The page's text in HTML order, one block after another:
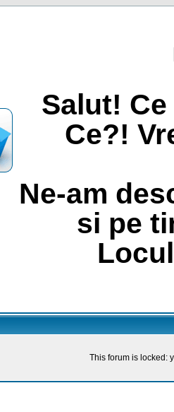
Salut!
Ce?!
Ne-am
si pe
This forum is locked: